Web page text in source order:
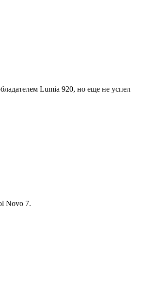
Lumia 920, но еще не успел
Novo 7.